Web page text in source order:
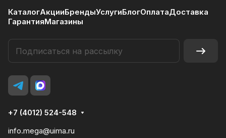
КаталогАкцииБрендыУслугиБлогОплатаДоставка
ГарантияМагазины
+7 (4012) 524-548
info.mega@uima.ru